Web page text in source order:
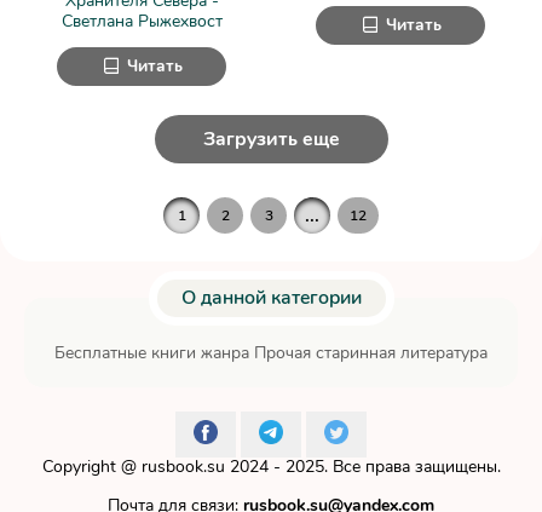
Светлана Рыжехвост
Читать
Читать
Загрузить еще
1 2 3 ... 12
О данной категории
Бесплатные книги жанра Прочая старинная литература
Copyright @ rusbook.su 2024 - 2025. Все права защищены.
Почта для связи: rusbook.su@yandex.com